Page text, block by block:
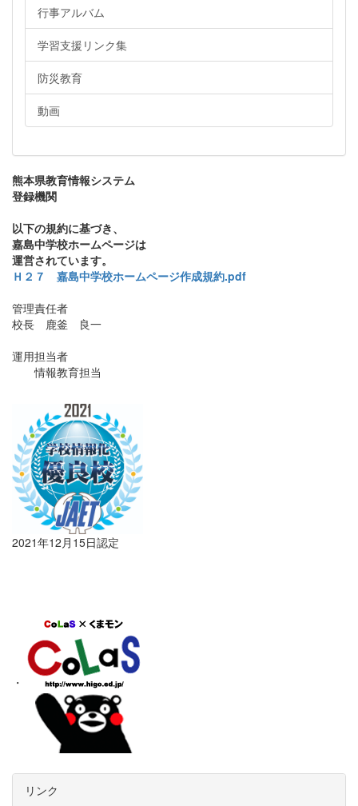
行事アルバム
学習支援リンク集
防災教育
動画
熊本県教育情報システム
登録機関
以下の規約に基づき、
嘉島中学校ホームページは
運営されています。
Ｈ２７ 嘉島中学校ホームページ作成規約.pdf
管理責任者
校長 鹿釜 良一
運用担当者
情報教育担当
2021年12月15日認定
・
リンク